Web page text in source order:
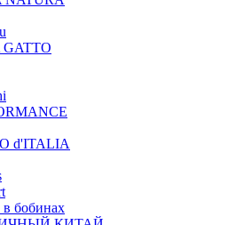
d'ITALIA
бобинах